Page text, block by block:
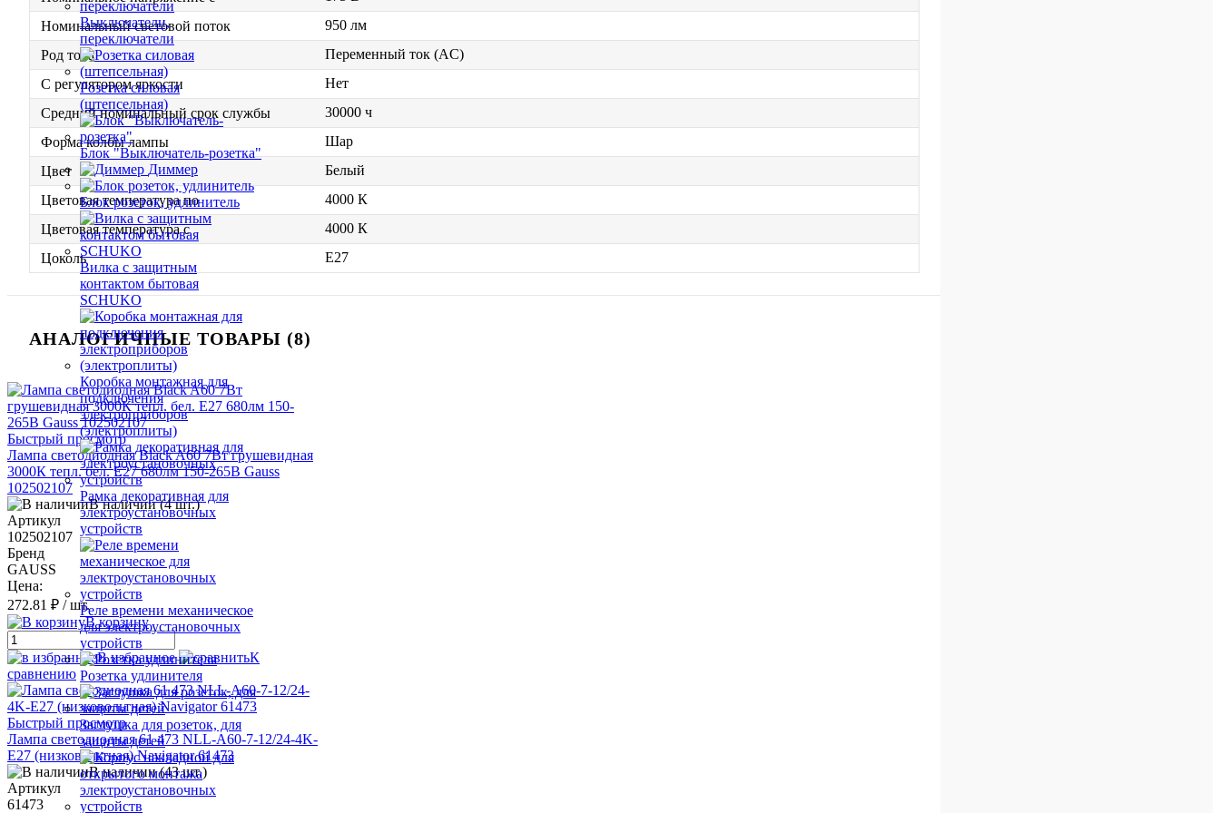
Выключатели,
переключатели
Розетка силовая
(штепсельная)
Блок "Выключатель-розетка"
Диммер
Блок розеток, удлинитель
Вилка с защитным
контактом бытовая
SCHUKO
Коробка монтажная для
подключения
электроприборов
(электроплиты)
Рамка декоративная для
электроустановочных
устройств
Реле времени механическое
для электроустановочных
устройств
Розетка удлинителя
Заглушка для розеток, для
защиты детей
Номинальный световой поток
950 лм
Род тока
Переменный ток (AC)
С регулятором яркости
Нет
Средний номинальный срок службы
30000 ч
Форма колбы лампы
Шар
Цвет
Белый
Цветовая температура по
4000 К
Цветовая температура с
4000 К
Цоколь
E27
АНАЛОГИЧНЫЕ ТОВАРЫ (8)
Быстрый просмотр
Лампа светодиодная Black A60 7Вт грушевидная
3000К тепл. бел. E27 680лм 150-265В Gauss
102502107
В наличии (4 шт.)
Артикул
102502107
Бренд
GAUSS
Цена:
272.81 ₽ / шт.
В корзину
В избранное
К
сравнению
Быстрый просмотр
Лампа светодиодная 61 473 NLL-A60-7-12/24-4K-
E27 (низковольтная) Navigator 61473
В наличии (43 шт.)
Артикул
61473